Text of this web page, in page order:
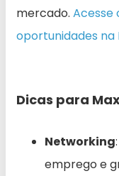
mercado. Acesse
oportunidades na
Dicas para
Networking
emprego e